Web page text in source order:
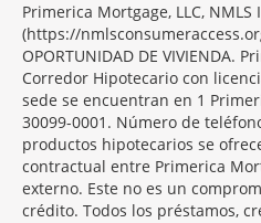
Primerica Mortgage, LLC, NMLS
(https://
OPORTUNIDAD DE VIVIENDA.
Corredor Hipotecario con
sede se encuentran en 1
30099-0001. Número de
productos hipotecarios se
contractual entre Primerica
externo. Este no es un
crédito. Todos los préstamos,